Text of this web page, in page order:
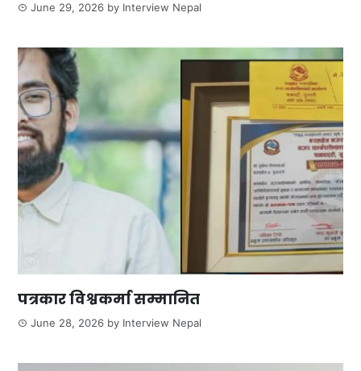
June 29, 2026 by Interview Nepal
पत्रकार विश्वकर्मा सम्मानित
June 28, 2026 by Interview Nepal